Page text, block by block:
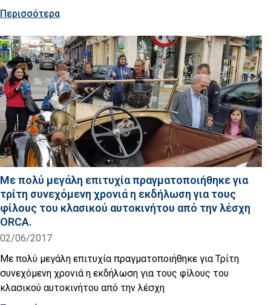
Περισσότερα
Με πολύ μεγάλη επιτυχία πραγματοποιήθηκε για
τρίτη συνεχόμενη χρονιά η εκδήλωση για τους
φίλους του κλασικού αυτοκινήτου από την λέσχη
ΟRCA.
02/06/2017
Με πολύ μεγάλη επιτυχία πραγματοποιήθηκε για Τρίτη
συνεχόμενη χρονιά η εκδήλωση για τους φίλους του
κλασικού αυτοκινήτου από την λέσχη